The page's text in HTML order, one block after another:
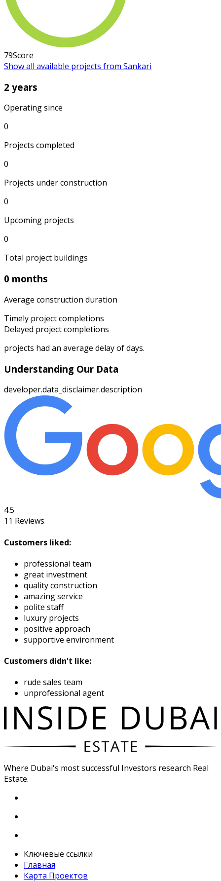
79Score
Show all available projects from Sankari
2 years
Operating since
0
Projects completed
0
Projects under construction
0
Upcoming projects
0
Total project buildings
0 months
Average construction duration
Timely project completions
Delayed project completions
projects had an average delay ofdays.
Understanding Our Data
developer.data_disclaimer.description
4.5
11 Reviews
Customers liked:
professional team
great investment
quality construction
amazing service
polite staff
luxury projects
positive approach
supportive environment
Customers didn't like:
rude sales team
unprofessional agent
Where Dubai's most successful Investors research Real
Estate.
Ключевые ссылки
Главная
Карта Проектов